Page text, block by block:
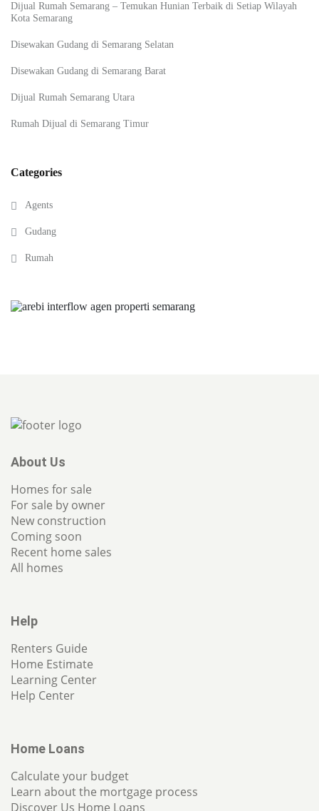
Dijual Rumah Semarang – Temukan Hunian Terbaik di Setiap Wilayah
Kota Semarang
Disewakan Gudang di Semarang Selatan
Disewakan Gudang di Semarang Barat
Dijual Rumah Semarang Utara
Rumah Dijual di Semarang Timur
Categories
Agents
Gudang
Rumah
About Us
Homes for sale
For sale by owner
New construction
Coming soon
Recent home sales
All homes
Help
Renters Guide
Home Estimate
Learning Center
Help Center
Home Loans
Calculate your budget
Learn about the mortgage process
Discover Us Home Loans